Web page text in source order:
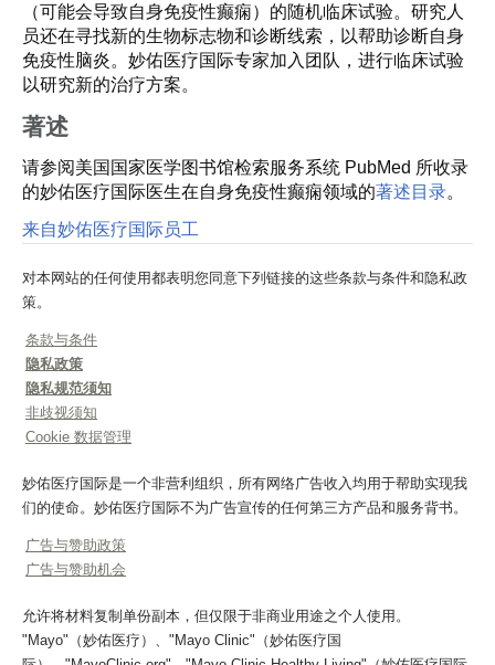
（可能会导致自身免疫性癫痫）的随机临床试验。研究人
员还在寻找新的生物标志物和诊断线索，以帮助诊断自身
免疫性脑炎。妙佑医疗国际专家加入团队，进行临床试验
以研究新的治疗方案。
著述
请参阅美国国家医学图书馆检索服务系统 PubMed 所收录
的妙佑医疗国际医生在自身免疫性癫痫领域的著述目录。
来自妙佑医疗国际员工
对本网站的任何使用都表明您同意下列链接的这些条款与条件和隐私政
策。
条款与条件
隐私政策
隐私规范须知
非歧视须知
Cookie 数据管理
妙佑医疗国际是一个非营利组织，所有网络广告收入均用于帮助实现我
们的使命。妙佑医疗国际不为广告宣传的任何第三方产品和服务背书。
广告与赞助政策
广告与赞助机会
允许将材料复制单份副本，但仅限于非商业用途之个人使用。
"Mayo"（妙佑医疗）、"Mayo Clinic"（妙佑医疗国